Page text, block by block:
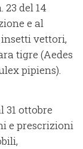
23 del 14
e al
vettori,
tigre (Aedes
pipiens).
31 ottobre
e prescrizioni